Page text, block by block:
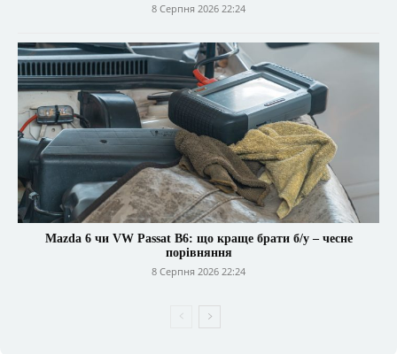
8 Серпня 2026 22:24
Mazda 6 чи VW Passat B6: що краще брати б/у – чесне
порівняння
8 Серпня 2026 22:24